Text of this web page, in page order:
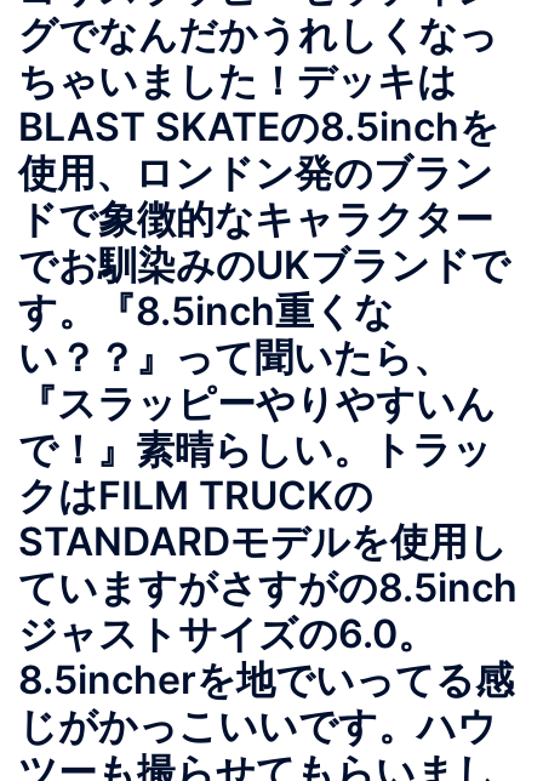
グでなんだかうれしくなっ
ちゃいました！デッキは
BLAST SKATEの8.5inchを
使用、ロンドン発のブラン
ドで象徴的なキャラクター
でお馴染みのUKブランドで
す。『8.5inch重くな
い？？』って聞いたら、
『スラッピーやりやすいん
で！』素晴らしい。トラッ
クはFILM TRUCKの
STANDARDモデルを使用し
ていますがさすがの8.5inch
ジャストサイズの6.0。
8.5incherを地でいってる感
じがかっこいいです。ハウ
ツーも撮らせてもらいまし